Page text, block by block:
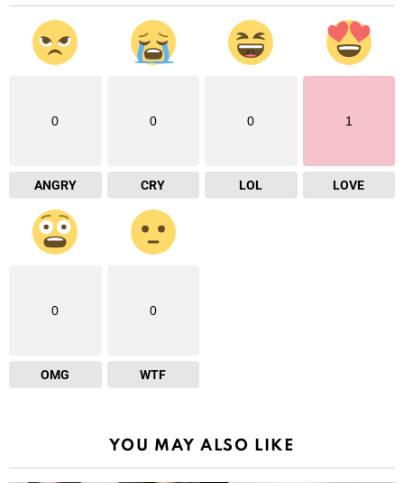
0
ANGRY
0
CRY
0
LOL
1
LOVE
0
OMG
0
WTF
YOU MAY ALSO LIKE